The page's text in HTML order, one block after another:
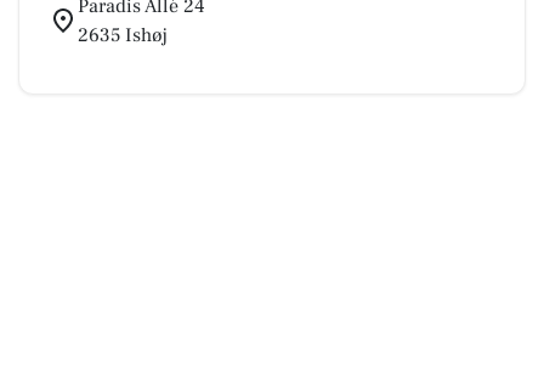
Paradis Allé 24
2635 Ishøj